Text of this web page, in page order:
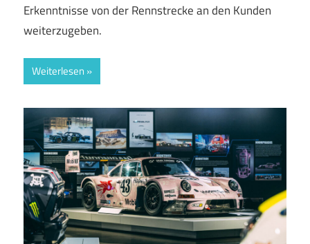
Erkenntnisse von der Rennstrecke an den Kunden
weiterzugeben.
Weiterlesen